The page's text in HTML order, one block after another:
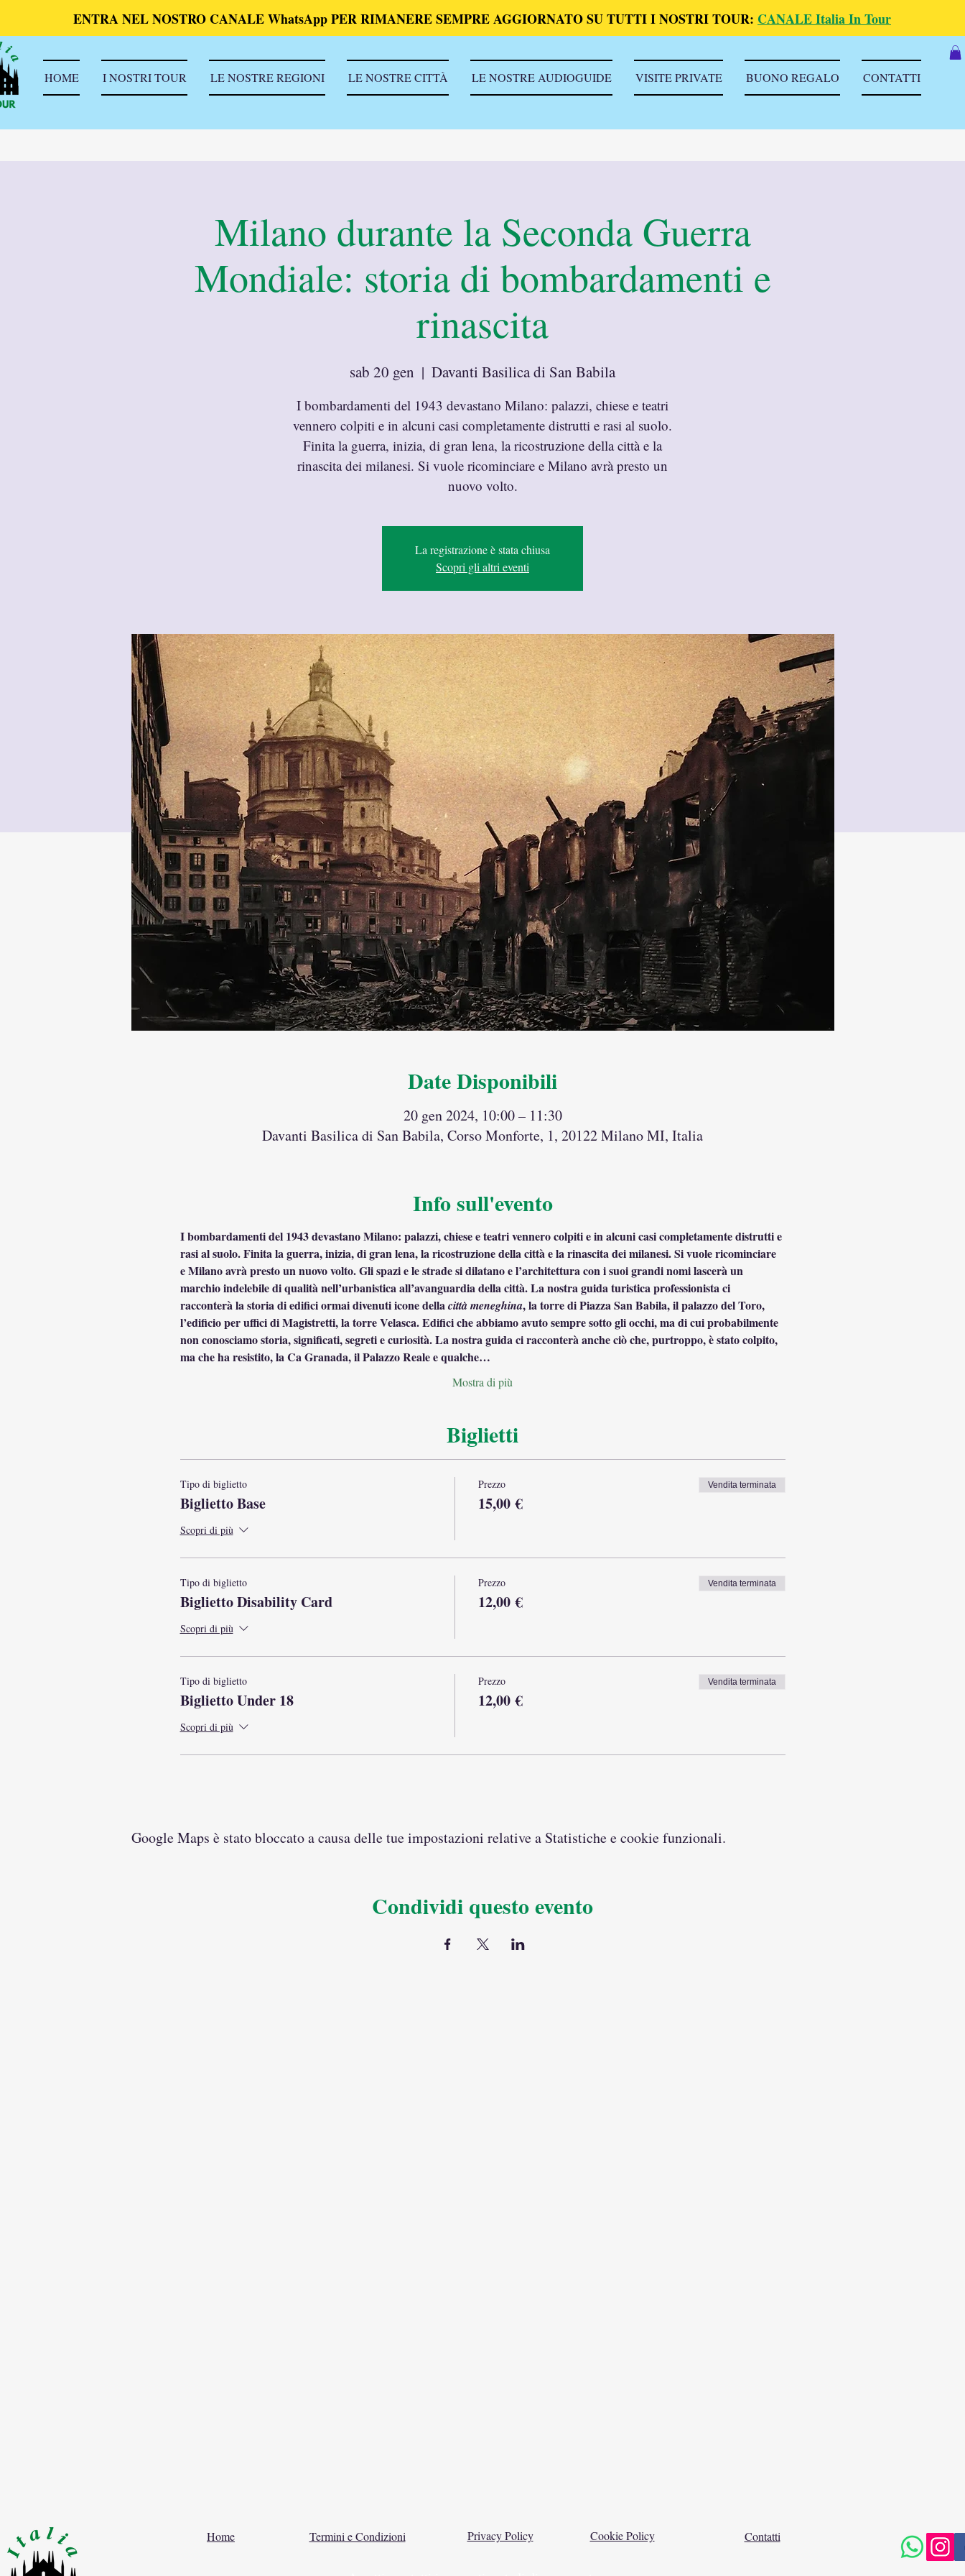
ENTRA NEL NOSTRO CANALE WhatsApp PER RIMANERE SEMPRE AGGIORNATO SU TUTTI I NOSTRI TOUR: CANALE Italia In Tour
HOME I NOSTRI TOUR LE NOSTRE REGIONI LE NOSTRE CITTÀ LE NOSTRE AUDIOGUIDE VISITE PRIVATE BUONO REGALO CONTATTI
Milano durante la Seconda Guerra
Mondiale: storia di bombardamenti e
rinascita
sab 20 gen
  |
Davanti Basilica di San Babila
I bombardamenti del 1943 devastano Milano: palazzi, chiese e teatri
vennero colpiti e in alcuni casi completamente distrutti e rasi al suolo.
Finita la guerra, inizia, di gran lena, la ricostruzione della città e la
rinascita dei milanesi. Si vuole ricominciare e Milano avrà presto un
nuovo volto.
La registrazione è stata chiusa
Scopri gli altri eventi
Date Disponibili
20 gen 2024, 10:00 – 11:30
Davanti Basilica di San Babila, Corso Monforte, 1, 20122 Milano MI, Italia
Info sull'evento
I bombardamenti del 1943 devastano Milano: palazzi, chiese e teatri vennero colpiti e in alcuni casi completamente distrutti e
rasi al suolo. Finita la guerra, inizia, di gran lena, la ricostruzione della città e la rinascita dei milanesi. Si vuole ricominciare
e Milano avrà presto un nuovo volto. Gli spazi e le strade si dilatano e l’architettura con i suoi grandi nomi lascerà un
marchio indelebile di qualità nell’urbanistica all’avanguardia della città. La nostra guida turistica professionista ci
racconterà la storia di edifici ormai divenuti icone della città meneghina, la torre di Piazza San Babila, il palazzo del Toro,
l’edificio per uffici di Magistretti, la torre Velasca. Edifici che abbiamo avuto sempre sotto gli occhi, ma di cui probabilmente
non conosciamo storia, significati, segreti e curiosità. La nostra guida ci racconterà anche ciò che, purtroppo, è stato colpito,
ma che ha resistito, la Ca Granada, il Palazzo Reale e qualche…
Mostra di più
Biglietti
Tipo di biglietto
Biglietto Base
Scopri di più
Prezzo
15,00 €
Vendita terminata
Tipo di biglietto
Biglietto Disability Card
Scopri di più
Prezzo
12,00 €
Vendita terminata
Tipo di biglietto
Biglietto Under 18
Scopri di più
Prezzo
12,00 €
Vendita terminata
Google Maps è stato bloccato a causa delle tue impostazioni relative a Statistiche e cookie funzionali.
Condividi questo evento
Home Termini e Condizioni Privacy Policy Cookie Policy Contatti